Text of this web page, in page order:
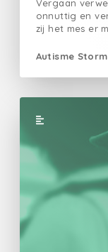
Vergaan
onnuttig en
zij het mes er
reinheid en
derhalve haar
Autisme Storm